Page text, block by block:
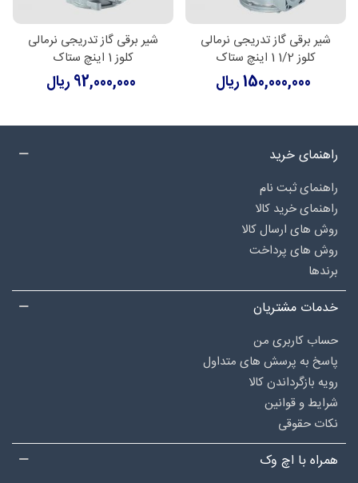
شیر برقی گاز تدریجی نرمالی
کلوز 1/2 1 اینچ ستاک
150,000,000 ریال
شیر برقی گاز تدریجی نرمالی
کلوز 1 اینچ ستاک
92,000,000 ریال
راهنمای خرید
راهنمای ثبت نام
راهنمای خرید کالا
روش های ارسال کالا
روش های پرداخت
برندها
خدمات مشتریان
حساب کاربری من
پاسخ به پرسش های متداول
رویه بازگرداندن کالا
شرایط و قوانین
نکات حقوقی
همراه با اچ وک